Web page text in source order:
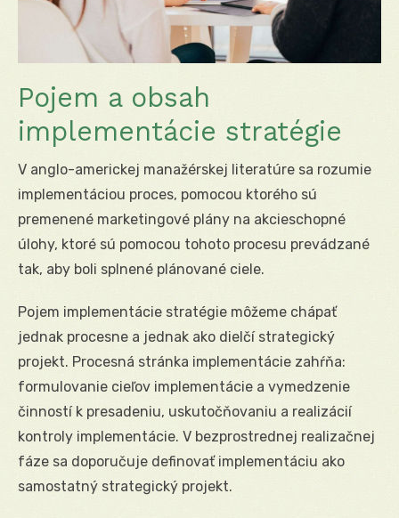
Pojem a obsah
implementácie stratégie
V anglo-americkej manažérskej literatúre sa rozumie
implementáciou proces, pomocou ktorého sú
premenené marketingové plány na akcieschopné
úlohy, ktoré sú pomocou tohoto procesu prevádzané
tak, aby boli splnené plánované ciele.
Pojem implementácie stratégie môžeme chápať
jednak procesne a jednak ako dielčí strategický
projekt. Procesná stránka implementácie zahŕňa:
formulovanie cieľov implementácie a vymedzenie
činností k presadeniu, uskutočňovaniu a realizácií
kontroly implementácie. V bezprostrednej realizačnej
fáze sa doporučuje definovať implementáciu ako
samostatný strategický projekt.